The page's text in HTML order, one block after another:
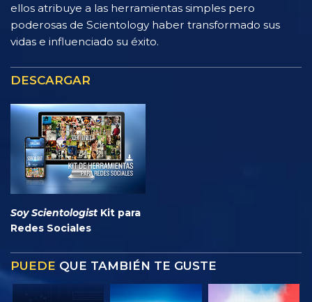
ellos atribuye a las herramientas simples pero
poderosas de Scientology haber transformado sus
vidas e influenciado su éxito.
DESCARGAR
Soy Scientologist Kit para
Redes Sociales
PUEDE QUE TAMBIÉN TE GUSTE